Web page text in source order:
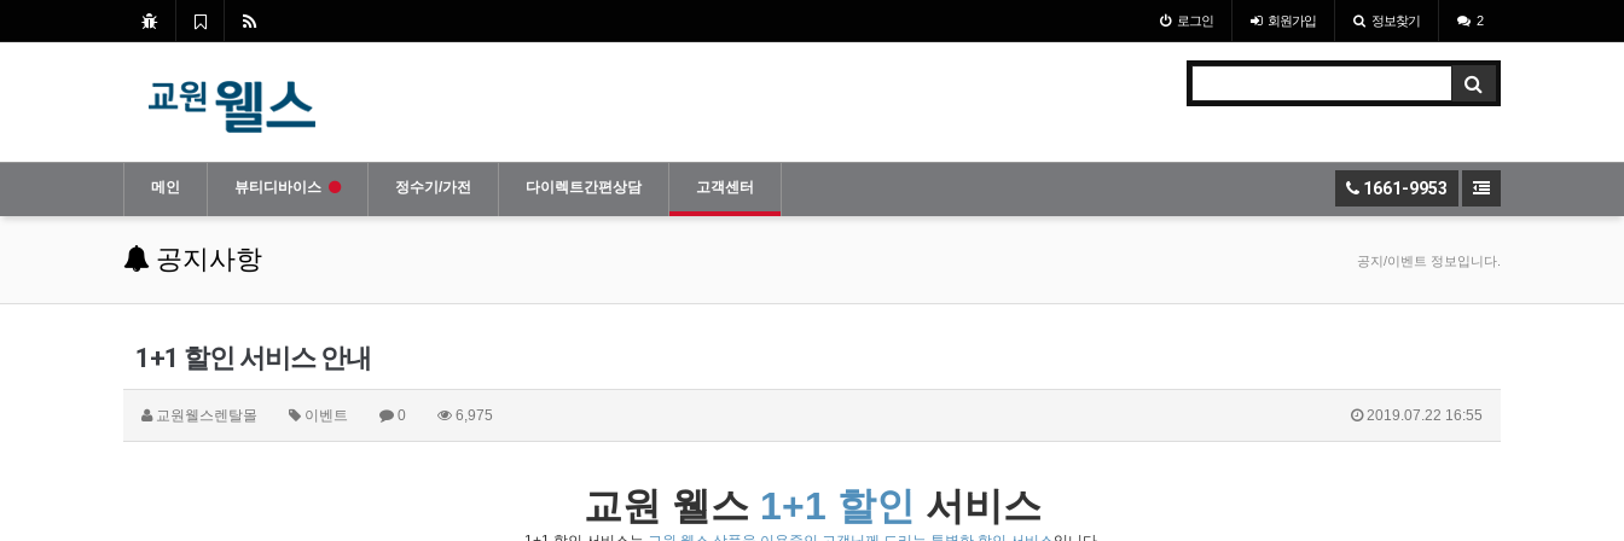
로그인 회원가입 정보찾기 2
1661-9953
메인 뷰티디바이스 정수기/가전 다이렉트간편상담 고객센터
공지사항 공지/이벤트 정보입니다.
1+1 할인 서비스 안내
교원웰스렌탈몰 이벤트 0 6,975 2019.07.22 16:55
교원 웰스 1+1 할인 서비스